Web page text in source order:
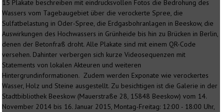
15 Plakate beschreiben mit eindrucksvollen Fotos die Bedrohung des
Wassers vom Tagebaugebiet über die verockerte Spree, die
Sulfatbelastung in Oder-Spree, die Erdgasbohranlagen in Beeskow, die
Auswirkungen des Hochwassers in Grünheide bis hin zu Brücken in Berlin,
denen der Betonfraß droht. Alle Plakate sind mit einem QR-Code
versehen. Dahinter verbergen sich kurze Videosequenzen mit
Statements von lokalen Akteuren und weiteren
Hintergrundinformationen. Zudem werden Exponate wie verockertes
Wasser, Holz und Steine ausgestellt. Zu besichtigen ist die Galerie in der
Stadtbibliothek Beeskow (Mauerstraße 28, 15848 Beeskow) vom 14.
November 2014 bis 16. Januar 2015, Montag-Freitag: 12:00 - 18:00 Uhr,